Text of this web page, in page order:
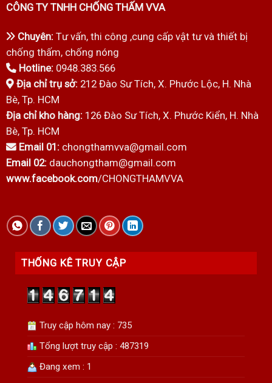
CÔNG TY TNHH CHỐNG THẤM VVA
Chuyên:Tư vấn, thi công ,cung cấp vật tư và thiết bị
chống thấm, chống nóng
Hotline:0948.383.566
Địa chỉ trụ sở:212 Đào Sư Tích, X. Phước Lộc, H. Nhà
Bè, Tp. HCM
Địa chỉ kho hàng:126 Đào Sư Tích, X. Phước Kiển, H. Nhà
Bè, Tp. HCM
Email 01:chongthamvva@gmail.com
Email 02:dauchongtham@gmail.com
www.facebook.com/CHONGTHAMVVA
THỐNG KÊ TRUY CẬP
Truy cập hôm nay : 735
Tổng lượt truy cập : 487319
Đang xem : 1